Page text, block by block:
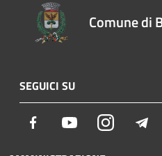
Comune di
SEGUICI SU
Facebook YoutubeInstagram